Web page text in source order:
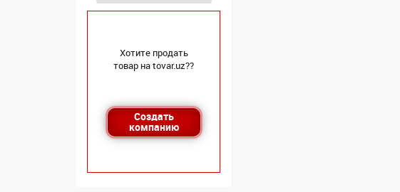
Хотите продать
товар на tovar.uz??
Создать
компанию